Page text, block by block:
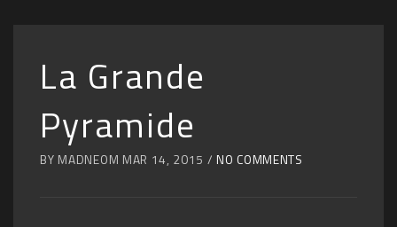
La Grande
Pyramide
BY MADNEOM MAR 14, 2015 / NO COMMENTS